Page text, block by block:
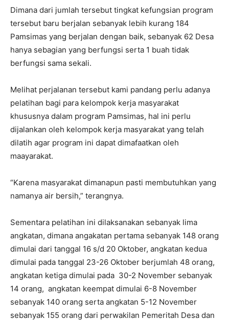
Dimana dari jumlah tersebut tingkat kefungsian program
tersebut baru berjalan sebanyak lebih kurang 184
Pamsimas yang berjalan dengan baik, sebanyak 62 Desa
hanya sebagian yang berfungsi serta 1 buah tidak
berfungsi sama sekali.
Melihat perjalanan tersebut kami pandang perlu adanya
pelatihan bagi para kelompok kerja masyarakat
khususnya dalam program Pamsimas, hal ini perlu
dijalankan oleh kelompok kerja masyarakat yang telah
dilatih agar program ini dapat dimafaatkan oleh
maayarakat.
“Karena masyarakat dimanapun pasti membutuhkan yang
namanya air bersih,” terangnya.
Sementara pelatihan ini dilaksanakan sebanyak lima
angkatan, dimana angakatan pertama sebanyak 148 orang
dimulai dari tanggal 16 s/d 20 Oktober, angkatan kedua
dimulai pada tanggal 23-26 Oktober berjumlah 48 orang,
angkatan ketiga dimulai pada 30-2 November sebanyak
14 orang, angkatan keempat dimulai 6-8 November
sebanyak 140 orang serta angkatan 5-12 November
sebanyak 155 orang dari perwakilan Pemeritah Desa dan